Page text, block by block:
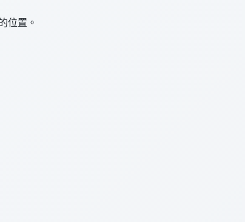
位置。